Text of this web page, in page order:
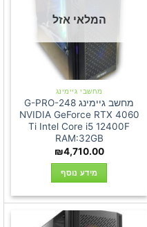
המלאי אזל
מחשבי גיימינג
מחשב גיימינג G-PRO-248
NVIDIA GeForce RTX 4060
Ti Intel Core i5 12400F
RAM:32GB
₪4,710.00
מידע נוסף